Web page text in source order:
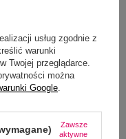
usług zgodnie z
warunki
Twojej przeglądarce.
można
Google
Zawsze
aktywne